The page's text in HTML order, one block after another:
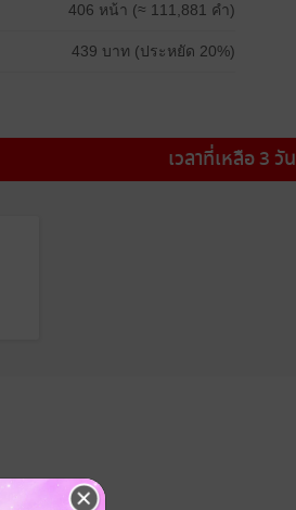
406 หน้า (≈ 111,881 คำ)
439 บาท (ประหยัด 20%)
เวลาที่เหลือ 3 วัน